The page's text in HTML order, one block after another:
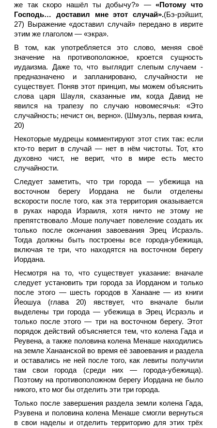
же так скоро нашёл ты добычу?» —«Потому что
Господь… доставил мне этот случай».(Бэ-рэйшит,
27)
Выражение «доставил случай» передано в иврите
этим же глаголом — «экра».
В том, как употребляется это слово, меняя своё
значение на противоположное, кроется сущность
иудаизма. Даже то, что выглядит слепым случаем -
предназначено и запланировано, случайности не
существует. Поняв этот принцип, мы можем объяснить
слова царя Шауля, сказанные им, когда Давид не
явился на трапезу по случаю новомесячья: «Это
случайность; нечист он, верно». (Шмуэль, первая книга,
20)
Некоторые мудрецы комментируют этот стих так: если
кто-то верит в случай — нет в нём чистоты. Тот, кто
духовно чист, не верит, что в мире есть место
случайности.
Следует заметить, что три города — убежища на
восточном берегу Иордана не были отделены
вскорости после того, как эта территория оказывается
в руках народа Израиля, хотя ничто не этому не
препятствовало .Моше получает повеление создать их
только после окончания завоевания Эрец Исраэль.
Тогда должны быть построены все города-убежища,
включая те три, что находятся на восточном берегу
Иордана.
Несмотря на то, что существует указание: вначале
следует установить три города за Иорданом и только
после этого — шесть городов в Ханаане — из книги
Йеошуа (глава 20) явствует, что вначале были
выделены три города — убежища в Эрец Исраэль и
только после этого — три на восточном берегу. Этот
порядок действий объясняется тем, что колена Гада и
Реувена, а также половина колена Менаше находились
на земле Ханаанской во время её завоевания и раздела
и оставались не ней после того, как левиты получили
там свои города (среди них — города-убежища).
Поэтому на противоположном берегу Иордана не было
никого, кто мог бы отделить эти три города.
Только после завершения раздела земли колена Гада,
Рэувена и половина колена Менаше смогли вернуться
в свои наделы и отделить территорию для этих трёх